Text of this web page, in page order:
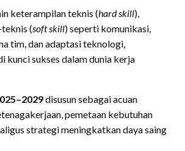
keterampilan teknis (hard skill),
(soft skill) seperti komunikasi,
tim, dan adaptasi teknologi,
kunci sukses dalam dunia kerja
disusun sebagai acuan
pemetaan kebutuhan
strategi meningkatkan daya saing